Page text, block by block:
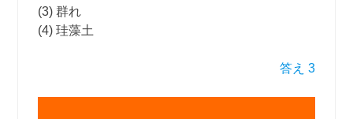
(3) 群れ
(4) 珪藻土
答え 3